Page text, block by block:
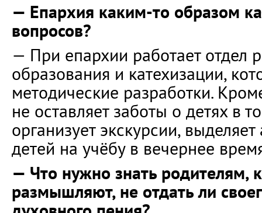
— Епархия каким-то образом
вопросов?
— При епархии работает отдел
образования и катехизации,
методические разработки.
не оставляет заботы о детях в
организует экскурсии,
детей на учёбу в вечернее
— Что нужно знать родителям,
размышляют, не отдать ли